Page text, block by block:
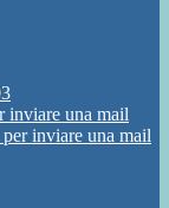
inviare una mail
inviare una mail